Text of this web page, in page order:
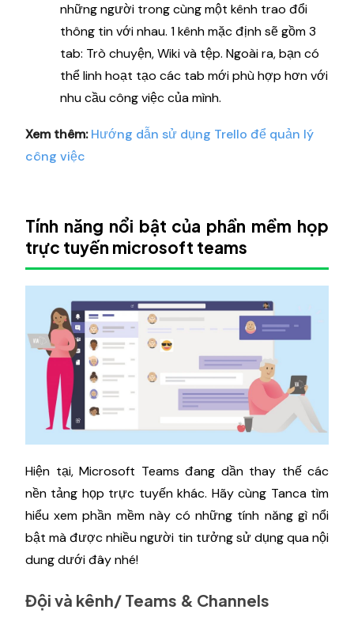
những người trong cùng một kênh trao đổi
thông tin với nhau. 1 kênh mặc định sẽ gồm 3
tab: Trò chuyện, Wiki và tệp. Ngoài ra, bạn có
thể linh hoạt tạo các tab mới phù hợp hơn với
nhu cầu công việc của mình.
Xem thêm: Hướng dẫn sử dụng Trello để quản lý
công việc
Tính năng nổi bật của phần mềm họp
trực tuyến microsoft teams
Hiện tại, Microsoft Teams đang dần thay thế các
nền tảng họp trực tuyến khác. Hãy cùng Tanca tìm
hiểu xem phần mềm này có những tính năng gì nổi
bật mà được nhiều người tin tưởng sử dụng qua nội
dung dưới đây nhé!
Đội và kênh/ Teams & Channels